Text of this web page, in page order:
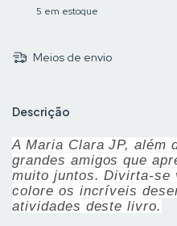
5 em estoque
Meios de envio
Descrição
A Maria Clara JP, além
grandes amigos que
muito juntos. Divirta-se
colore os incríveis
atividades deste livro.